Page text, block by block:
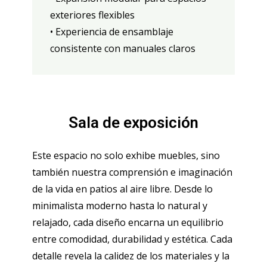
exteriores flexibles
• Experiencia de ensamblaje
consistente con manuales claros
Sala de exposición
Este espacio no solo exhibe muebles, sino
también nuestra comprensión e imaginación
de la vida en patios al aire libre. Desde lo
minimalista moderno hasta lo natural y
relajado, cada diseño encarna un equilibrio
entre comodidad, durabilidad y estética. Cada
detalle revela la calidez de los materiales y la